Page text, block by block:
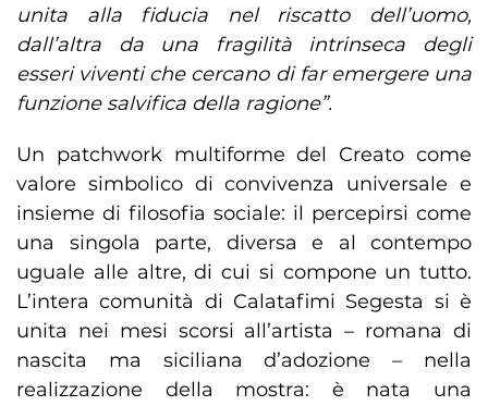
unita alla fiducia nel riscatto dell’uomo,
dall’altra da una fragilità intrinseca degli
esseri viventi che cercano di far emergere una
funzione salvifica della ragione”.
Un patchwork multiforme del Creato come
valore simbolico di convivenza universale e
insieme di filosofia sociale: il percepirsi come
una singola parte, diversa e al contempo
uguale alle altre, di cui si compone un tutto.
L’intera comunità di Calatafimi Segesta si è
unita nei mesi scorsi all’artista – romana di
nascita ma siciliana d’adozione – nella
realizzazione della mostra: è nata una